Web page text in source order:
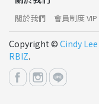
關於我們 會員制度 VIP
Copyright © Cindy Lee
RBIZ.